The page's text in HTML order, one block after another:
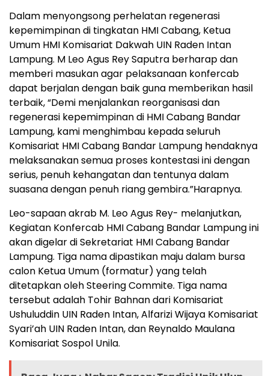
Dalam menyongsong perhelatan regenerasi
kepemimpinan di tingkatan HMI Cabang, Ketua
Umum HMI Komisariat Dakwah UIN Raden Intan
Lampung. M Leo Agus Rey Saputra berharap dan
memberi masukan agar pelaksanaan konfercab
dapat berjalan dengan baik guna memberikan hasil
terbaik, “Demi menjalankan reorganisasi dan
regenerasi kepemimpinan di HMI Cabang Bandar
Lampung, kami menghimbau kepada seluruh
Komisariat HMI Cabang Bandar Lampung hendaknya
melaksanakan semua proses kontestasi ini dengan
serius, penuh kehangatan dan tentunya dalam
suasana dengan penuh riang gembira.”Harapnya.
Leo-sapaan akrab M. Leo Agus Rey- melanjutkan,
Kegiatan Konfercab HMI Cabang Bandar Lampung ini
akan digelar di Sekretariat HMI Cabang Bandar
Lampung. Tiga nama dipastikan maju dalam bursa
calon Ketua Umum (formatur) yang telah
ditetapkan oleh Steering Commite. Tiga nama
tersebut adalah Tohir Bahnan dari Komisariat
Ushuluddin UIN Raden Intan, Alfarizi Wijaya Komisariat
Syari’ah UIN Raden Intan, dan Reynaldo Maulana
Komisariat Sospol Unila.